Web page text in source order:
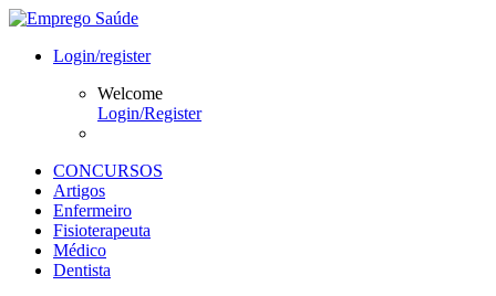
Login/register
Welcome
Login/Register
CONCURSOS
Artigos
Enfermeiro
Fisioterapeuta
Médico
Dentista